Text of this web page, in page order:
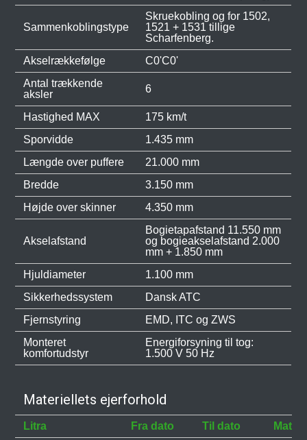
Sammenkoblingstype
Skruekobling og for 1502,
1521 + 1531 tillige
Scharfenberg.
Akselrækkefølge
C0'C0'
Antal trækkende
aksler
6
Hastighed MAX
175 km/t
Sporvidde
1.435 mm
Længde over puffere
21.000 mm
Bredde
3.150 mm
Højde over skinner
4.350 mm
Akselafstand
Bogietapafstand 11.550 mm
og bogieakselafstand 2.000
mm + 1.850 mm
Hjuldiameter
1.100 mm
Sikkerhedssystem
Dansk ATC
Fjernstyring
EMD, ITC og ZWS
Monteret
komfortudstyr
Energiforsyning til tog:
1.500 V 50 Hz
Materiellets ejerforhold
Litra Fra dato Til dato